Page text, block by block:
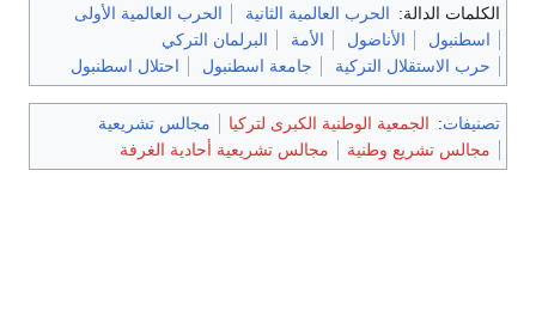
الكلمات الدالة: الحرب العالمية الثانية
الحرب العالمية الأولى
اسطنبول
الأناضول الأمة
البرلمان التركي
حرب الاستقلال التركية
جامعة اسطنبول احتلال اسطنبول
تصنيفات: الجمعية الوطنية الكبرى لتركيا
مجالس تشريعية
مجالس تشريع وطنية
مجالس تشريعية أحادية الغرفة